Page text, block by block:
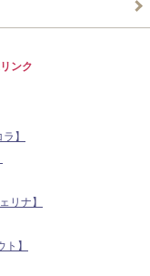
ンク
】
リナ】
】